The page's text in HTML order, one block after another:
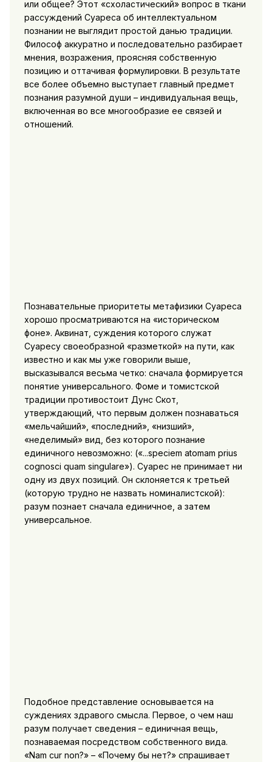
или общее? Этот «схоластический» вопрос в ткани
рассуждений Суареса об интеллектуальном
познании не выглядит простой данью традиции.
Философ аккуратно и последовательно разбирает
мнения, возражения, проясняя собственную
позицию и оттачивая формулировки. В результате
все более объемно выступает главный предмет
познания разумной души – индивидуальная вещь,
включенная во все многообразие ее связей и
отношений.
Познавательные приоритеты метафизики Суареса
хорошо просматриваются на «историческом
фоне». Аквинат, суждения которого служат
Суаресу своеобразной «разметкой» на пути, как
известно и как мы уже говорили выше,
высказывался весьма четко: сначала формируется
понятие универсального. Фоме и томистской
традиции противостоит Дунс Скот,
утверждающий, что первым должен познаваться
«мельчайший», «последний», «низший»,
«неделимый» вид, без которого познание
единичного невозможно: («...speciem atomam prius
cognosci quam singulare»). Суарес не принимает ни
одну из двух позиций. Он склоняется к третьей
(которую трудно не назвать номиналистской):
разум познает сначала единичное, а затем
универсальное.
Подобное представление основывается на
суждениях здравого смысла. Первое, о чем наш
разум получает сведения – единичная вещь,
познаваемая посредством собственного вида.
«Nam cur non?» – «Почему бы нет?» спрашивает